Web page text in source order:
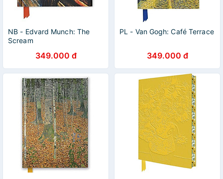
NB - Edvard Munch: The
Scream
349.000 đ
PL - Van Gogh: Café Terrace
349.000 đ